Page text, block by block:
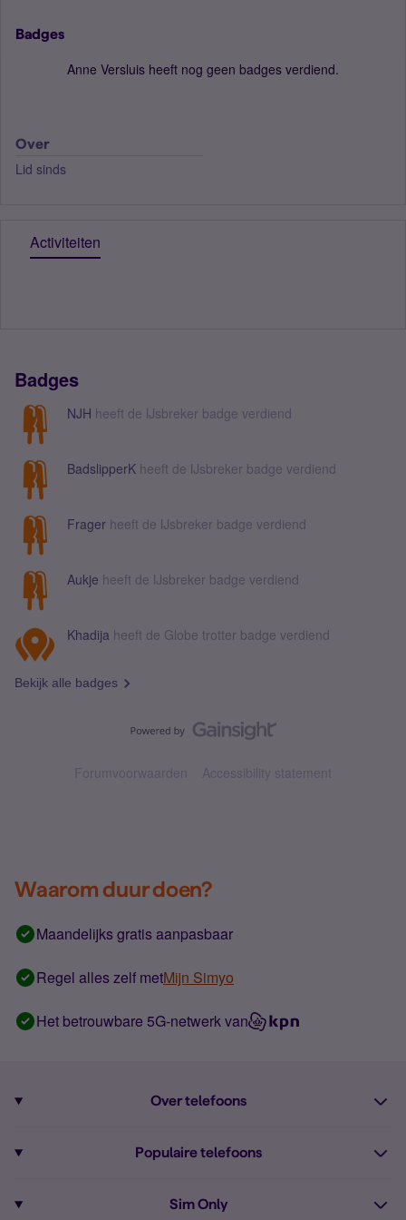
Badges
Anne Versluis heeft nog geen badges verdiend.
Over
Lid sinds
Activiteiten
Badges
NJH heeft de IJsbreker badge verdiend
BadslipperK heeft de IJsbreker badge verdiend
Frager heeft de IJsbreker badge verdiend
Aukje heeft de IJsbreker badge verdiend
Khadija heeft de Globe trotter badge verdiend
Bekijk alle badges
Forumvoorwaarden Accessibility statement
Waarom duur doen?
Maandelijks gratis aanpasbaar
Regel alles zelf metMijn Simyo
Het betrouwbare 5G-netwerk van
Over telefoons
Alle telefoons
Populaire telefoons
Sim Only